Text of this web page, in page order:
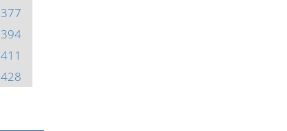
377
394
411
428